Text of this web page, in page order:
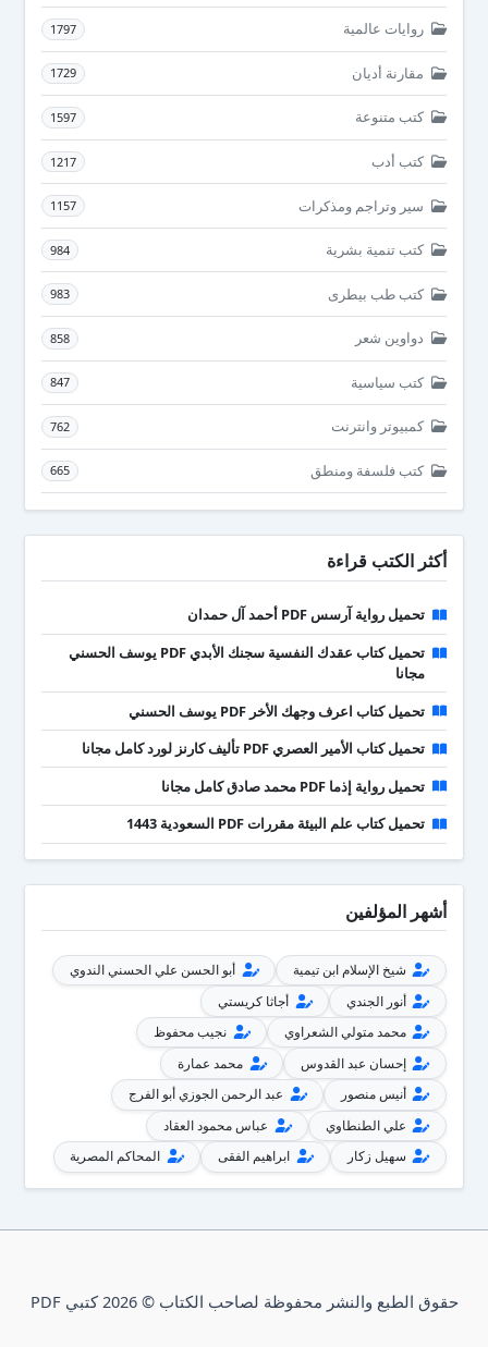
روايات عالمية 1797
مقارنة أديان 1729
كتب متنوعة 1597
كتب أدب 1217
سير وتراجم ومذكرات 1157
كتب تنمية بشرية 984
كتب طب بيطرى 983
دواوين شعر 858
كتب سياسية 847
كمبيوتر وانترنت 762
كتب فلسفة ومنطق 665
أكثر الكتب قراءة
تحميل رواية آرسس PDF أحمد آل حمدان
تحميل كتاب عقدك النفسية سجنك الأبدي PDF يوسف الحسني
مجانا
تحميل كتاب اعرف وجهك الأخر PDF يوسف الحسني
تحميل كتاب الأمير العصري PDF تأليف كارنز لورد كامل مجانا
تحميل رواية إذما PDF محمد صادق كامل مجانا
تحميل كتاب علم البيئة مقررات PDF السعودية 1443
أشهر المؤلفين
شيخ الإسلام ابن تيمية
أبو الحسن علي الحسني الندوي
أنور الجندي
أجاثا كريستي
محمد متولي الشعراوي
نجيب محفوظ
إحسان عبد القدوس
محمد عمارة
أنيس منصور
عبد الرحمن الجوزي أبو الفرج
علي الطنطاوي
عباس محمود العقاد
سهيل زكار
ابراهيم الفقى المحاكم المصرية
حقوق الطبع والنشر محفوظة لصاحب الكتاب © 2026 كتبي PDF